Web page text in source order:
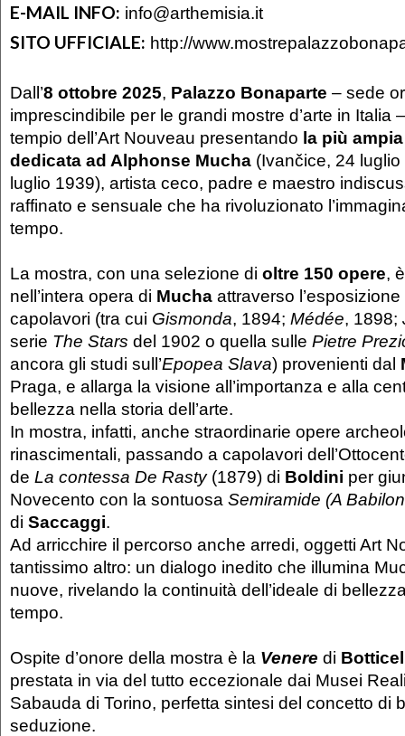
E-MAIL INFO: info@arthemisia.it
SITO UFFICIALE: http://
Dall’8 ottobre 2025, Palazzo Bonaparte – sede
imprescindibile per le grandi mostre d’arte in Italia
tempio dell’Art Nouveau presentando la più
dedicata ad Alphonse Mucha (Ivančice, 24
luglio 1939), artista ceco, padre e maestro
raffinato e sensuale che ha rivoluzionato
tempo.
La mostra, con una selezione di oltre 150 opere,
nell’intera opera di Mucha attraverso
capolavori (tra cui Gismonda, 1894; Médée, 1898;
serie The Stars del 1902 o quella sulle Pietre
ancora gli studi sull’Epopea Slava) provenienti dal
Praga, e allarga la visione all’importanza e alla
bellezza nella storia dell’arte.
In mostra, infatti, anche straordinarie opere
rinascimentali, passando a capolavori
de La contessa De Rasty(1879) di Boldini per
Novecento con la sontuosa Semiramide (A
di Saccaggi.
Ad arricchire il percorso anche arredi, oggetti Art
tantissimo altro: un dialogo inedito che illumina
nuove, rivelando la continuità dell’ideale di
tempo.
Ospite d’onore della mostra è la Venere di
prestata in via del tutto eccezionale dai Musei
Sabauda di Torino, perfetta sintesi del concetto di
seduzione.